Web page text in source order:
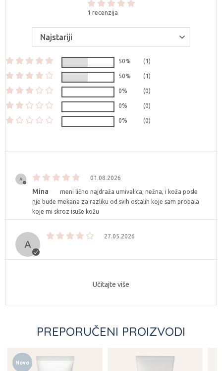
1 recenzija
50% (1)
50% (1)
0% (0)
0% (0)
0% (0)
01.08.2026
Mina
meni lično najdraža umivalica, nežna, i koža posle
nje bude mekana za razliku od svih ostalih koje sam probala
koje mi skroz isuše kožu
27.05.2026
Učitajte više
PREPORUČENI PROIZVODI
Novo